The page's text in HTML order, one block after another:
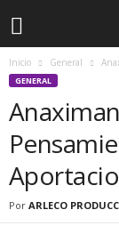
Inicio General
GENERAL
Por ARLECO